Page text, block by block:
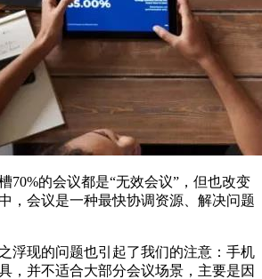
70%的会议都是“无效会议”，但也改变
，会议是一种最快协调资源、解决问题
浮现的问题也引起了我们的注意：手机
，并不适合大部分会议场景，主要是因